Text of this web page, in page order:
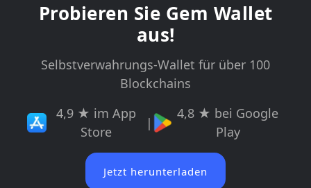
Probieren Sie Gem Wallet
aus!
Selbstverwahrungs-Wallet für über 100
Blockchains
4,9 ★ im App
Store
|
4,8 ★ bei Google
Play
Jetzt herunterladen